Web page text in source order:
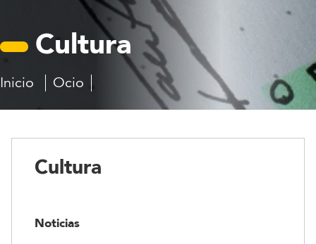
Cultura
Inicio Ocio Cultura
Cultura
Noticias